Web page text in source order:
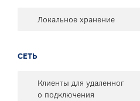
Локальное хранение
СЕТЬ
Клиенты для удаленног
о подключения